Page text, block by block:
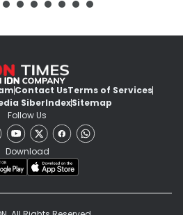
Contact UsTerms of Services
SiberIndexSitemap
Follow Us
Download